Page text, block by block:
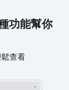
功能幫你
查看